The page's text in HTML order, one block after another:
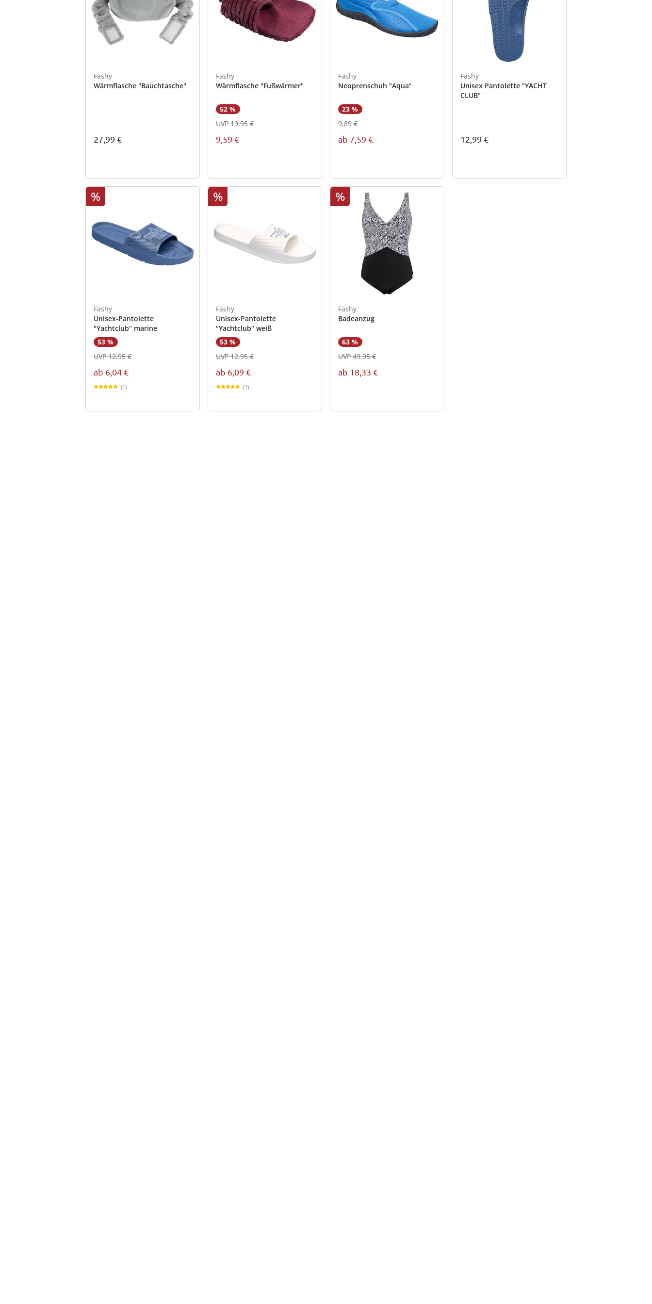
Fashy
Wärmflasche "Bauchtasche"
27,99 €
Fashy
Wärmflasche "Fußwärmer"
52 %
9,59 €
UVP 19,95 €
Fashy
Neoprenschuh "Aqua“
23 %
9,89 €
ab 7,59 €
Fashy
Unisex Pantolette "YACHT
CLUB"
12,99 €
%
Fashy
Unisex-Pantolette
"Yachtclub“ marine
53 %
ab 6,04 €
UVP 12,95 €
(1)
%
Fashy
Unisex-Pantolette
"Yachtclub“ weiß
53 %
ab 6,09 €
UVP 12,95 €
(1)
%
Fashy
Badeanzug
63 %
ab 18,33 €
UVP 49,95 €